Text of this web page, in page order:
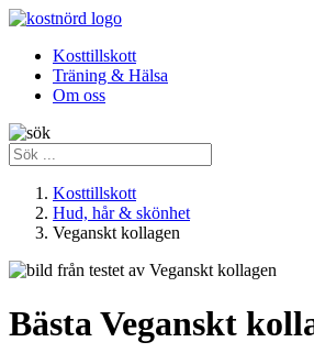
Kosttillskott
Träning & Hälsa
Om oss
Kosttillskott
Hud, hår & skönhet
Veganskt kollagen
Bästa Veganskt